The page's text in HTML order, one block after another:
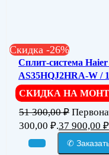
Скидка -26%
Сплит-система
AS35HQJ2HRA-W /
СКИДКА НА
51 300,00₽
300,00 ₽.37 900,00 ₽
✆